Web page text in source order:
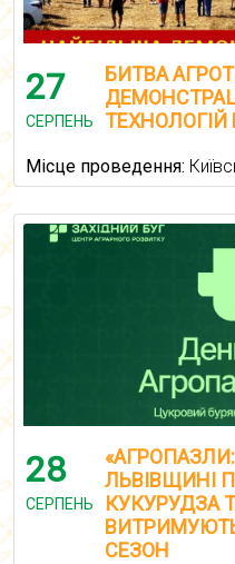
27
СЕРПЕНЬ
БИТВА
ТЕХНОЛОГІЙ
Місце проведення:
28
СЕРПЕНЬ
ЛЬВІВЩИНІ
КУКУРУДЗА
СЕЗОН